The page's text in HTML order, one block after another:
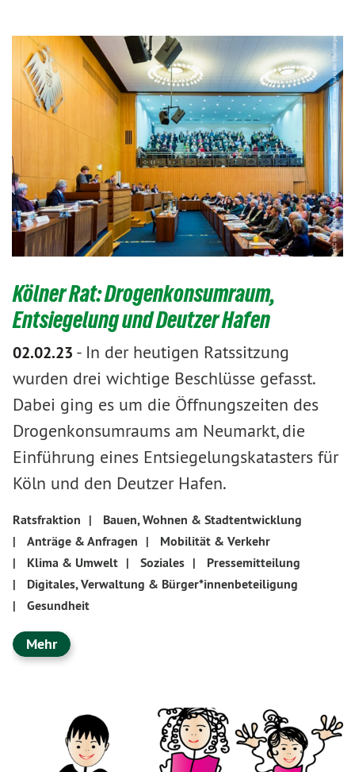
Kölner Rat: Drogenkonsumraum,
Entsiegelung und Deutzer Hafen
02.02.23 - In der heutigen Ratssitzung
wurden drei wichtige Beschlüsse gefasst.
Dabei ging es um die Öffnungszeiten des
Drogenkonsumraums am Neumarkt, die
Einführung eines Entsiegelungskatasters für
Köln und den Deutzer Hafen.
Ratsfraktion |
Bauen, Wohnen & Stadtentwicklung
|
Anträge & Anfragen |
Mobilität & Verkehr
|
Klima & Umwelt | Soziales |
Pressemitteilung
|
Digitales, Verwaltung & Bürger*innenbeteiligung
|
Gesundheit
Mehr